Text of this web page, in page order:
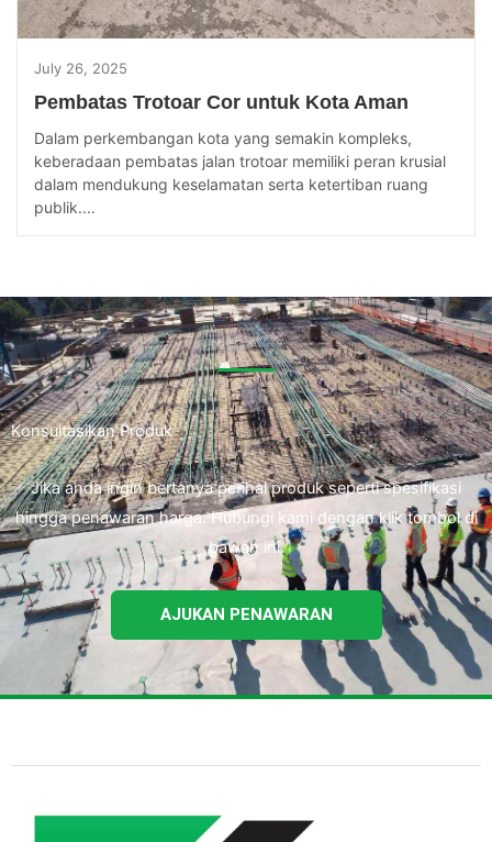
July 26, 2025
Pembatas Trotoar Cor untuk Kota Aman
Dalam perkembangan kota yang semakin kompleks,
keberadaan pembatas jalan trotoar memiliki peran krusial
dalam mendukung keselamatan serta ketertiban ruang
publik....
Konsultasikan Produk
Jika anda ingin bertanya perihal produk seperti spesifikasi
hingga penawaran harga. Hubungi kami dengan klik tombol di
bawah ini.
AJUKAN PENAWARAN